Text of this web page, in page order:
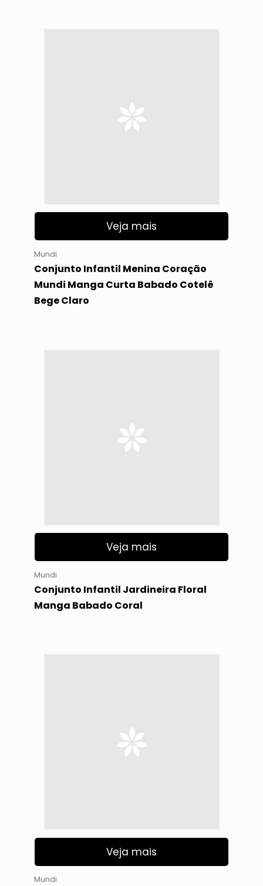
Veja mais
Mundi
Conjunto Infantil Menina Coração
Mundi Manga Curta Babado Cotelê
Bege Claro
Veja mais
Mundi
Conjunto Infantil Jardineira Floral
Manga Babado Coral
Veja mais
Mundi